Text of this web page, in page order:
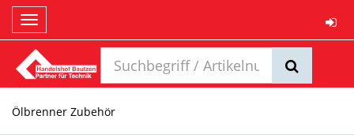
Toggle
navigation
Ölbrenner Zubehör